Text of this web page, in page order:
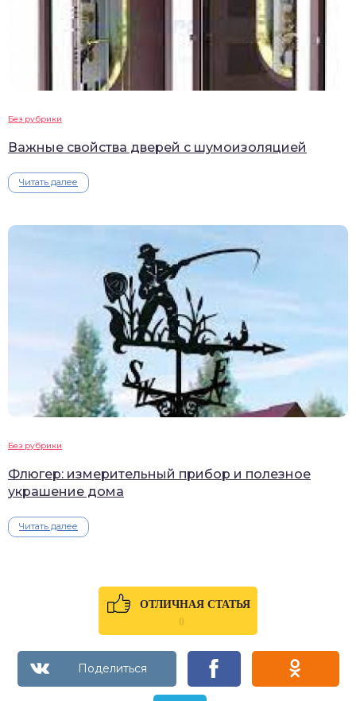
Без рубрики
Важные свойства дверей с шумоизоляцией
Читать далее
Без рубрики
Флюгер: измерительный прибор и полезное
украшение дома
Читать далее
ОТЛИЧНАЯ СТАТЬЯ
0